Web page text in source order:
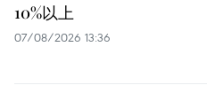
10%以上
07/08/2026 13:36